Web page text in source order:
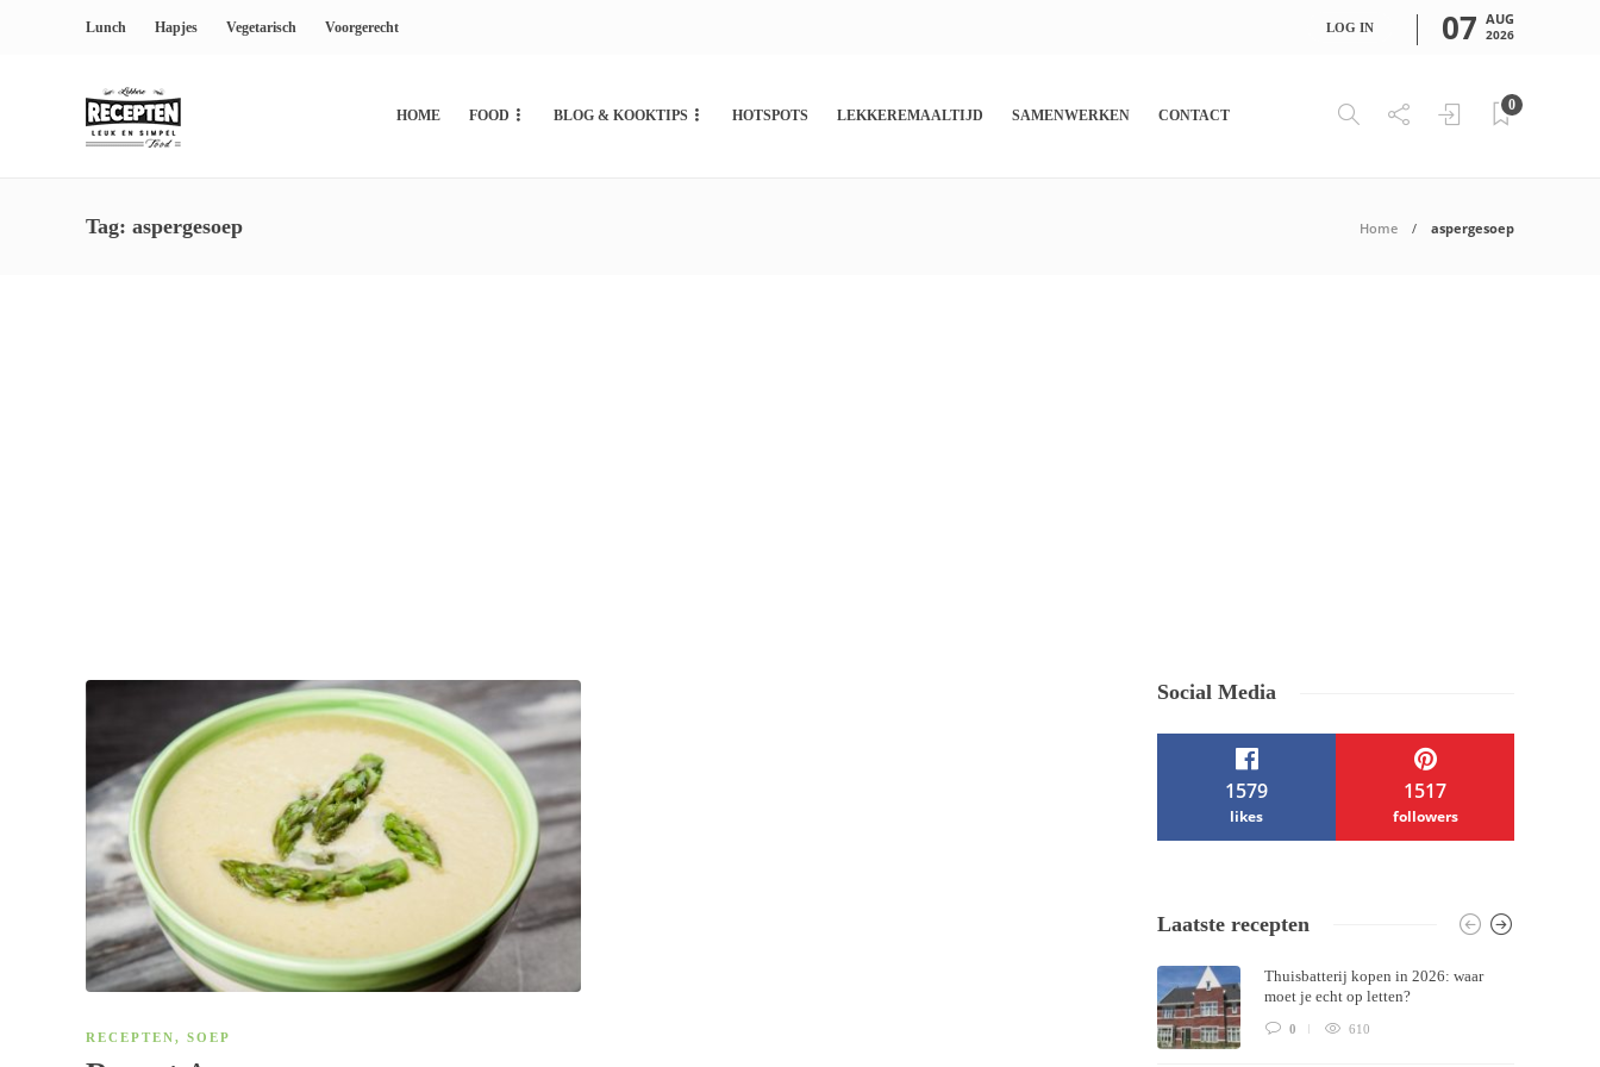
Lunch Hapjes Vegetarisch Voorgerecht LOG IN 07 AUG
2026
HOME FOOD BLOG & KOOKTIPS HOTSPOTS LEKKEREMAALTIJD SAMENWERKEN CONTACT
0
Tag: aspergesoep Home aspergesoep
RECEPTEN, SOEP
Social Media
1579
likes
1517
followers
Themes bySilicon Themes . Join us right
now!
Laatste recepten
Thuisbatterij kopen in 2026: waar
moet je echt op letten?
0 610